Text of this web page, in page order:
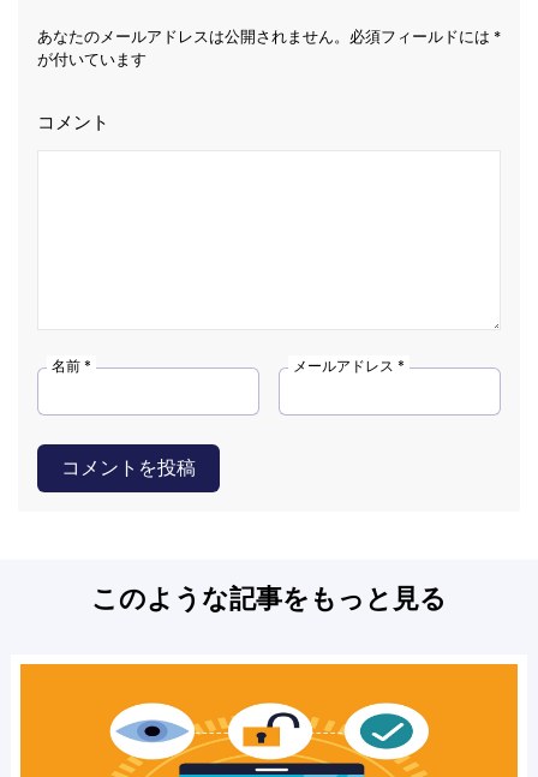
あなたのメールアドレスは公開されません。必須フィールドには *
が付いています
コメント
名前 * メールアドレス *
コメントを投稿
このような記事をもっと見る